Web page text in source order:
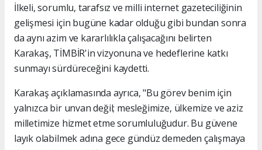
İlkeli, sorumlu, tarafsız ve milli internet gazeteciliğinin
gelişmesi için bugüne kadar olduğu gibi bundan sonra
da aynı azim ve kararlılıkla çalışacağını belirten
Karakaş, TİMBİR'in vizyonuna ve hedeflerine katkı
sunmayı sürdüreceğini kaydetti.
Karakaş açıklamasında ayrıca, "Bu görev benim için
yalnızca bir unvan değil; mesleğimize, ülkemize ve aziz
milletimize hizmet etme sorumluluğudur. Bu güvene
layık olabilmek adına gece gündüz demeden çalışmaya